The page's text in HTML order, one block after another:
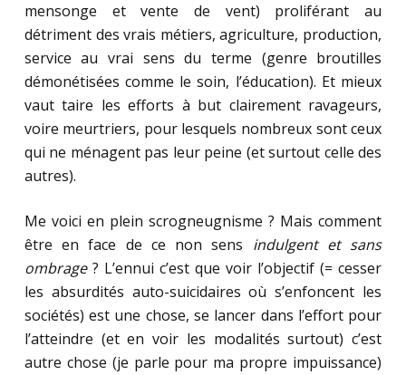
mensonge et vente de vent) proliférant au
détriment des vrais métiers, agriculture, production,
service au vrai sens du terme (genre broutilles
démonétisées comme le soin, l’éducation). Et mieux
vaut taire les efforts à but clairement ravageurs,
voire meurtriers, pour lesquels nombreux sont ceux
qui ne ménagent pas leur peine (et surtout celle des
autres).
Me voici en plein scrogneugnisme ? Mais comment
être en face de ce non sens indulgent et sans
ombrage? L’ennui c’est que voir l’objectif (= cesser
les absurdités auto-suicidaires où s’enfoncent les
sociétés) est une chose, se lancer dans l’effort pour
l’atteindre (et en voir les modalités surtout) c’est
autre chose (je parle pour ma propre impuissance)